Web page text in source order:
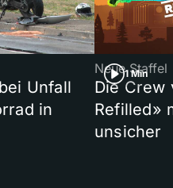
Unfall
in
1 Min
Neue Staffel
Die Crew
Refilled»
unsicher